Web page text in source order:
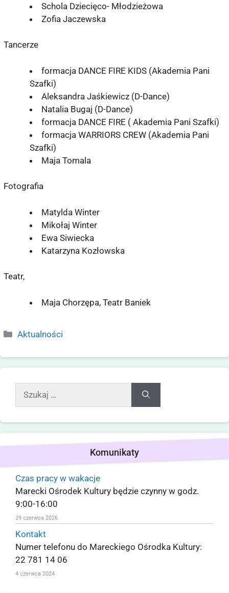
Schola Dziecięco- Młodzieżowa
Zofia Jaczewska
Tancerze
formacja DANCE FIRE KIDS (Akademia Pani
Szafki)
Aleksandra Jaśkiewicz (D-Dance)
Natalia Bugaj (D-Dance)
formacja DANCE FIRE ( Akademia Pani Szafki)
formacja WARRIORS CREW (Akademia Pani
Szafki)
Maja Tomala
Fotografia
Matylda Winter
Mikołaj Winter
Ewa Siwiecka
Katarzyna Kozłowska
Teatr,
Maja Chorzępa, Teatr Baniek
Aktualności
Komunikaty
Czas pracy w wakacje
Marecki Ośrodek Kultury będzie czynny w godz.
9:00-16:00
29 czerwca 2026
Kontakt
Numer telefonu do Mareckiego Ośrodka Kultury:
22 781 14 06
4 czerwca 2024